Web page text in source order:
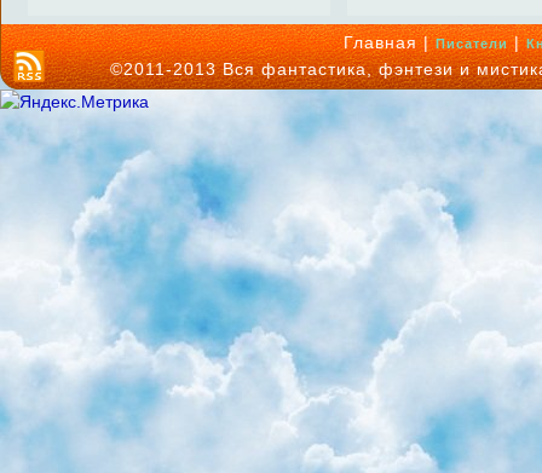
Главная |Писатели|
©2011-2013 Вся фантастика, фэнтези и